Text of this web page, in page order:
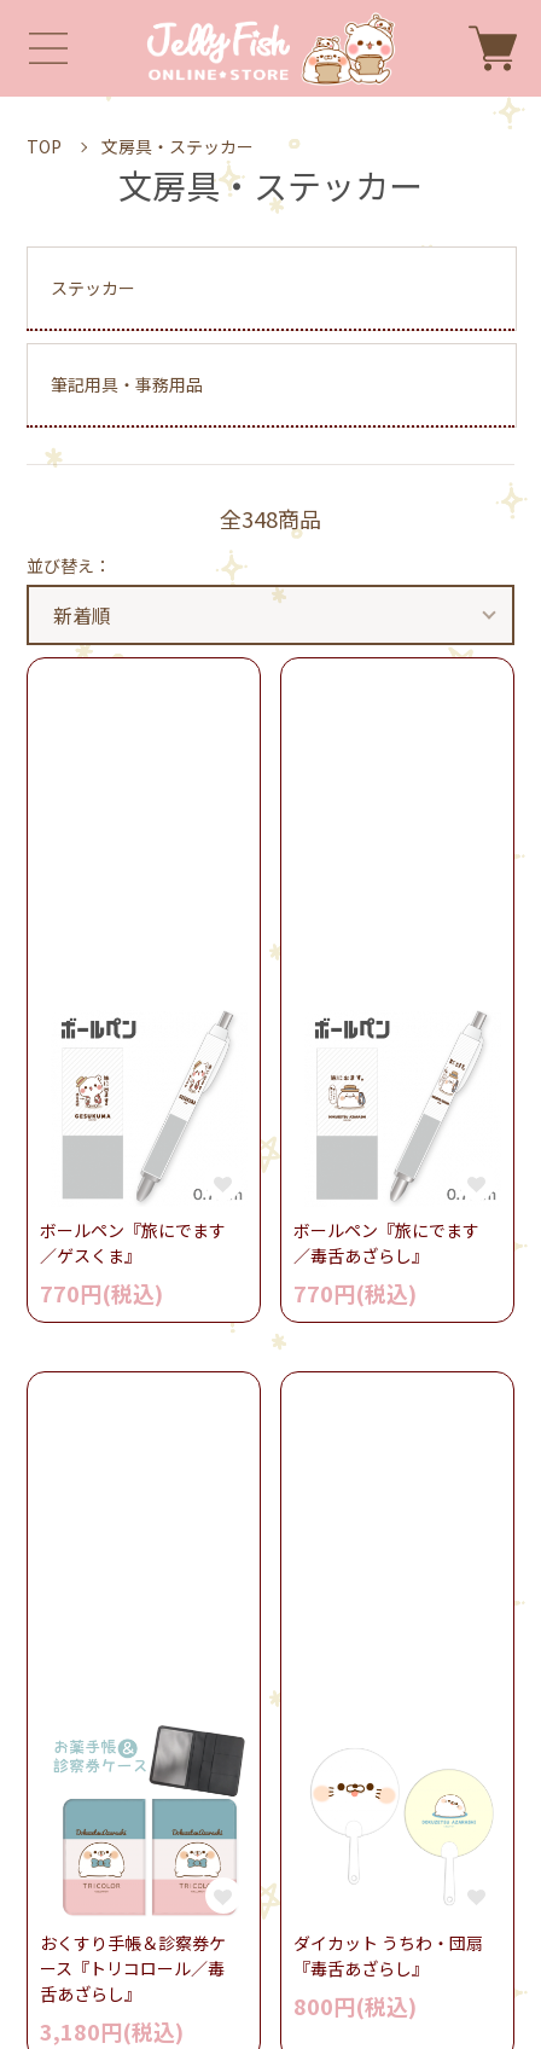
TOP 文房具・ステッカー
文房具・ステッカー
ステッカー
筆記用具・事務用品
全348商品
並び替え：
ボールペン『旅にでます
／ゲスくま』
770円(税込)
ボールペン『旅にでます
／毒舌あざらし』
770円(税込)
おくすり手帳＆診察券ケ
ース『トリコロール／毒
舌あざらし』
3,180円(税込)
ダイカット うちわ・団扇
『毒舌あざらし』
800円(税込)